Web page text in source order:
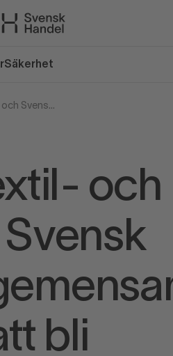
Säkerhet
TEKO, Sveriges Textil- och Modeföretag, och Svensk Handel, bildar ett gemensamt bolag med avsikt att bli producentansvarsorganisation för textil
och
bli